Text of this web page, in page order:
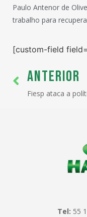
Paulo Antenor de
trabalho para
[custom-field
ANTERIOR
Tel: 55